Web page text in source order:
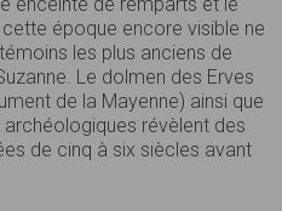
époque encore visible ne
les plus anciens de
Le dolmen des Erves
de la Mayenne) ainsi que
révèlent des
de cinq à six siècles avant